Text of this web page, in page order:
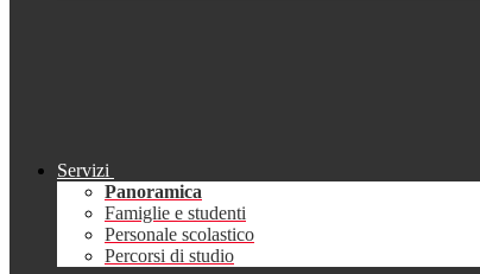
Servizi
Panoramica
Famiglie e studenti
Personale scolastico
Percorsi di studio